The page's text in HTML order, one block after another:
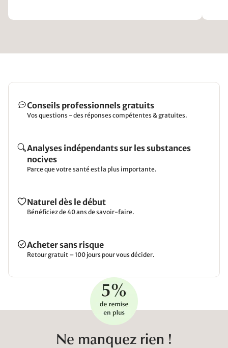
Conseils professionnels gratuits
Vos questions - des réponses compétentes & gratuites.
Analyses indépendants sur les substances
nocives
Parce que votre santé est la plus importante.
Naturel dès le début
Bénéficiez de 40 ans de savoir-faire.
Acheter sans risque
Retour gratuit – 100 jours pour vous décider.
Ne manquez rien !